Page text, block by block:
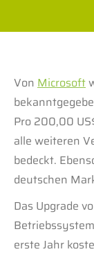
Von Microsoft
Pro 200,00
alle weiteren
bedeckt.
deutschen
Das Upgrade
erste Jahr